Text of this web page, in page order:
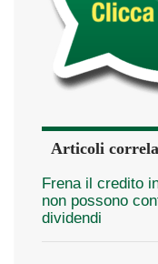
Articoli
Frena il credito
non possono
dividendi